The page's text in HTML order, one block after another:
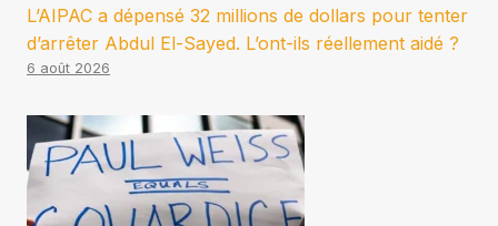
L’AIPAC a dépensé 32 millions de dollars pour tenter
d’arrêter Abdul El-Sayed. L’ont-ils réellement aidé ?
6 août 2026